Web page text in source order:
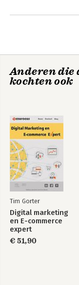
Anderen die
kochten ook
Tim Gorter
Digital marketing
en E-commerce
expert
€ 51,90